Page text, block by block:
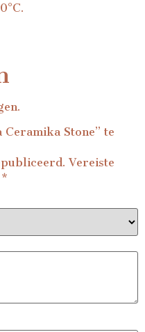
Ceramika Stone” te
Vereiste
*